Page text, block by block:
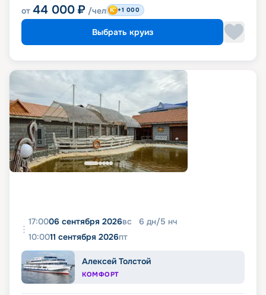
от 44 000 ₽ /чел +1 000
Выбрать круиз
17:0006 сентября 2026вс 6 дн/5 нч
10:0011 сентября 2026пт
Алексей Толстой
КОМФОРТ